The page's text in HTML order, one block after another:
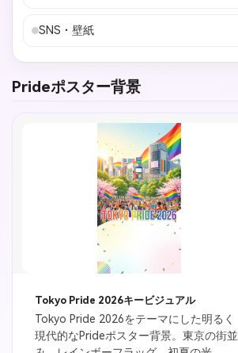
SNS・壁紙
Prideポスター背景
Tokyo Pride 2026キービジュアル
Tokyo Pride 2026をテーマにした明るく
現代的なPrideポスター背景。東京の街並